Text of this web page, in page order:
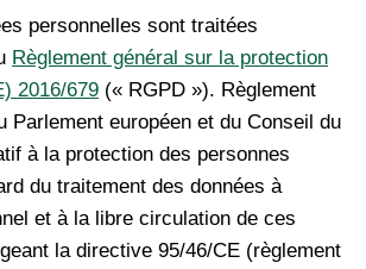
personnelles sont traitées
Règlement général sur la protection
2016/679 (« RGPD »). Règlement
Parlement européen et du Conseil du
à la protection des personnes
du traitement des données à
et à la libre circulation de ces
la directive 95/46/CE (règlement